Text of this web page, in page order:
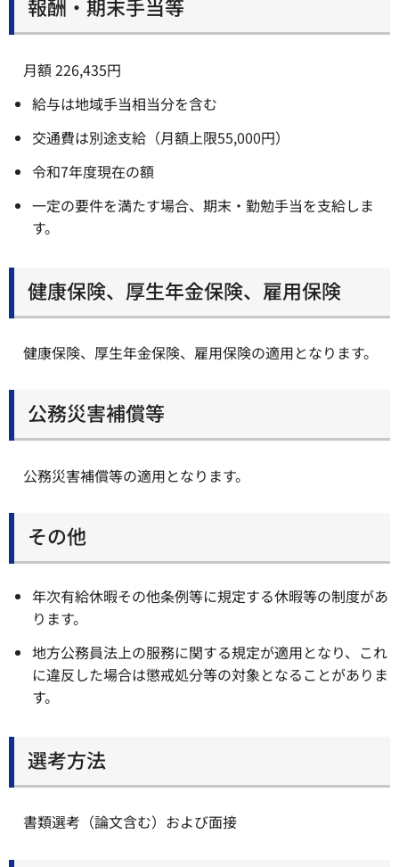
報酬・期末手当等
月額 226,435円
給与は地域手当相当分を含む
交通費は別途支給（月額上限55,000円）
令和7年度現在の額
一定の要件を満たす場合、期末・勤勉手当を支給しま
す。
健康保険、厚生年金保険、雇用保険
健康保険、厚生年金保険、雇用保険の適用となります。
公務災害補償等
公務災害補償等の適用となります。
その他
年次有給休暇その他条例等に規定する休暇等の制度があ
ります。
地方公務員法上の服務に関する規定が適用となり、これ
に違反した場合は懲戒処分等の対象となることがありま
す。
選考方法
書類選考（論文含む）および面接